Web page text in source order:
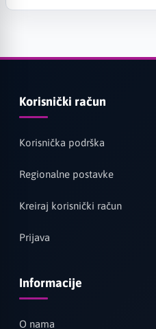
Korisnički račun
Korisnička podrška
Regionalne postavke
Kreiraj korisnički račun
Prijava
Informacije
O nama